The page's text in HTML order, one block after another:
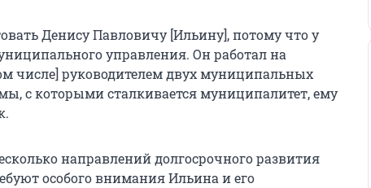
Денису Павловичу [Ильину], потому что у
управления. Он работал на
числе] руководителем двух муниципальных
с которыми сталкивается муниципалитет, ему
направлений долгосрочного развития
особого внимания Ильина и его